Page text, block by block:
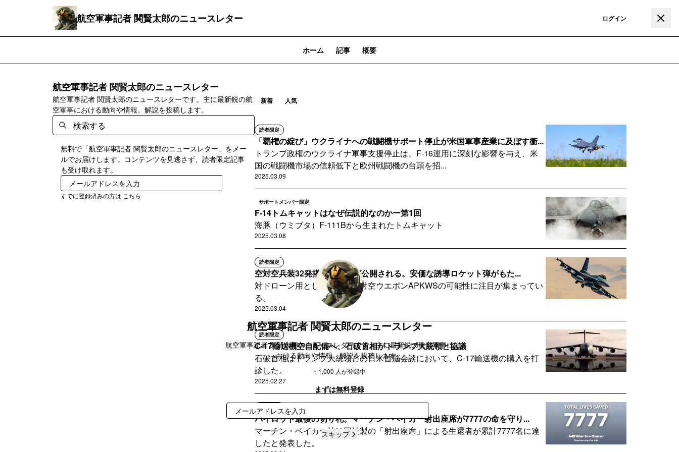
航空軍事記者 関賢太郎のニュースレター ログイン
ホーム 記事 概要
航空軍事記者 関賢太郎のニュースレター
航空軍事記者 関賢太郎のニュースレターです。主に最新鋭の航
空軍事における動向や情報、解説を投稿します。
無料で「航空軍事記者 関賢太郎のニュースレター」をメー
ルでお届けします。コンテンツを見逃さず、読者限定記事
も受け取れます。
すでに登録済みの方は こちら
新着 人気
読者限定
「覇権の綻び」ウクライナへの戦闘機サポート停止が米国軍事産業に及ぼす衝...
トランプ政権のウクライナ軍事支援停止は、F-16運用に深刻な影響を与え、米
国の戦闘機市場の信頼低下と欧州戦闘機の台頭を招...
2025.03.09
サポートメンバー限定
F-14トムキャットはなぜ伝説的なのかー第1回
海豚（ウミブタ）F-111Bから生まれたトムキャット
2025.03.08
読者限定
空対空兵装32発搭載のF-16が公開される。安価な誘導ロケット弾がもた...
対ドローン用として新しい空対空ウエポンAPKWSの可能性に注目が集まってい
る。
2025.03.04
読者限定
C-17輸送機空自配備へ、石破首相がトランプ大統領と協議
石破首相はトランプ大統領との日米首脳会談において、C-17輸送機の購入を打
診した。
2025.02.27
読者限定
パイロット最後の切り札。マーチン・ベイカー射出座席が7777の命を守り...
マーチン・ベイカー社は同社製の「射出座席」による生還者が累計7777名に達
したと発表した。
航空軍事記者 関賢太郎のニュースレター
航空軍事記者 関賢太郎のニュースレターです。主に最新鋭の航空軍事に
おける動向や情報、解説を投稿します。
~ 1,000 人が登録中
まずは無料登録
スキップ